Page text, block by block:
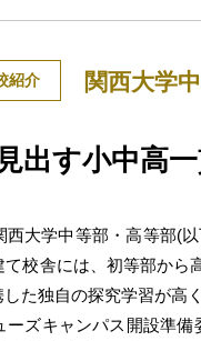
紹介 関西大学
出す小中高
西大学中等部・高等部(
校舎には、初等部か
た独自の探究学習が高
ズキャンパス開設準